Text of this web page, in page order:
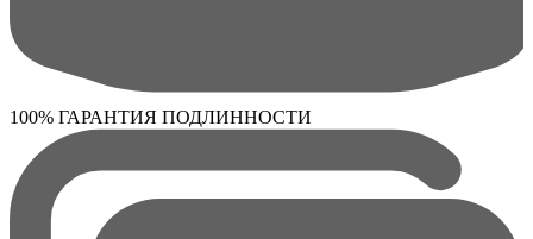
100% ГАРАНТИЯ ПОДЛИННОСТИ